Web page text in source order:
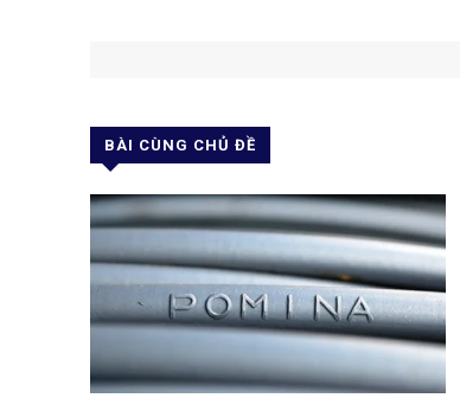
BÀI CÙNG CHỦ ĐỀ